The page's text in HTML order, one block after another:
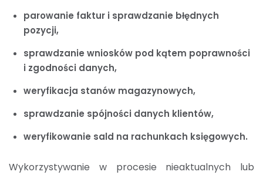
parowanie faktur i sprawdzanie błędnych
pozycji,
sprawdzanie wniosków pod kątem poprawności
i zgodności danych,
weryfikacja stanów magazynowych,
sprawdzanie spójności danych klientów,
weryfikowanie sald na rachunkach księgowych.
Wykorzystywanie w procesie nieaktualnych lub